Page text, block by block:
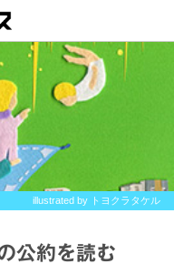
illustrated by トヨクラタケル
公約を読む